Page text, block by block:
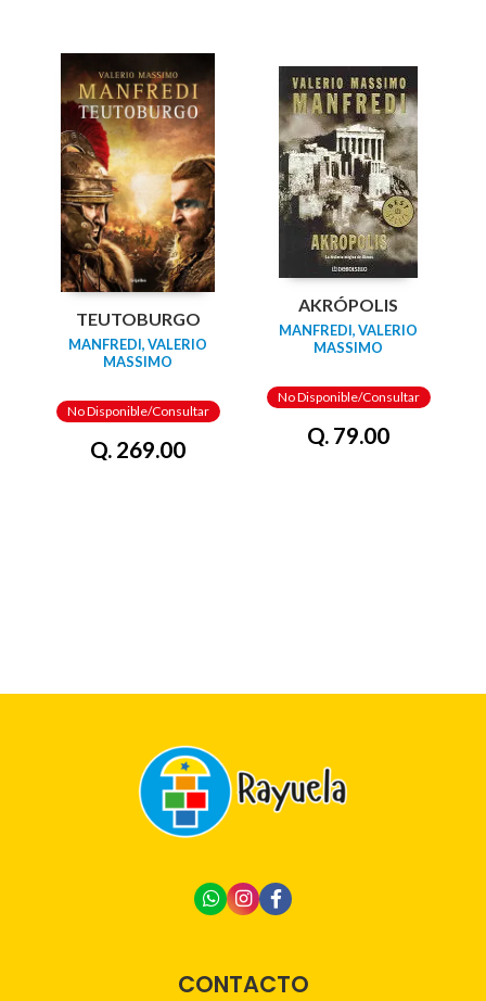
TEUTOBURGO
MANFREDI, VALERIO
MASSIMO
No Disponible/Consultar
Q. 269.00
AKRÓPOLIS
MANFREDI, VALERIO
MASSIMO
No Disponible/Consultar
Q. 79.00
CONTACTO